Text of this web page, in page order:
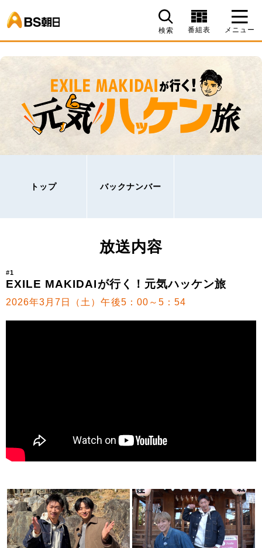
検索 番組表 メニュー
トップ バックナンバー
放送内容
#1
EXILE MAKIDAIが行く！元気ハッケン旅
2026年3月7日（土）午後5：00～5：54